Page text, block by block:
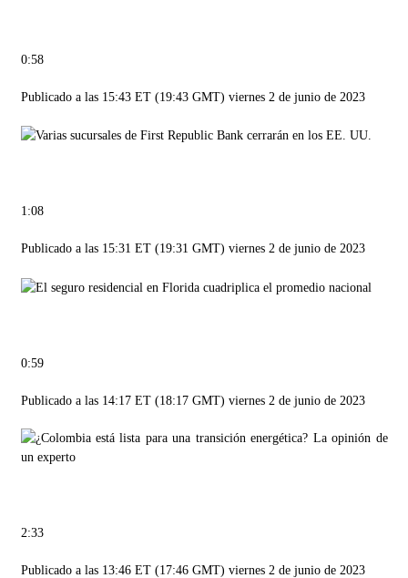
0:58
Publicado a las 15:43 ET (19:43 GMT) viernes 2 de junio de 2023
1:08
Publicado a las 15:31 ET (19:31 GMT) viernes 2 de junio de 2023
0:59
Publicado a las 14:17 ET (18:17 GMT) viernes 2 de junio de 2023
2:33
Publicado a las 13:46 ET (17:46 GMT) viernes 2 de junio de 2023